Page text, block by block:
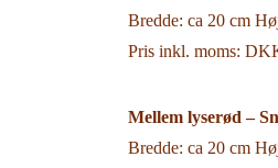
Bredde: ca 20 cm
Pris inkl. moms:
Mellem lyserød –
Bredde: ca 20 cm